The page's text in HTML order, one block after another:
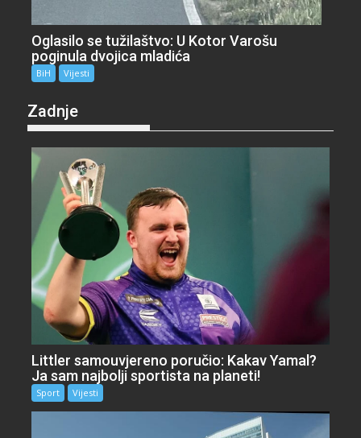
Oglasilo se tužilaštvo: U Kotor Varošu
poginula dvojica mladića
BiH Vijesti
Zadnje
Littler samouvjereno poručio: Kakav Yamal?
Ja sam najbolji sportista na planeti!
Sport Vijesti